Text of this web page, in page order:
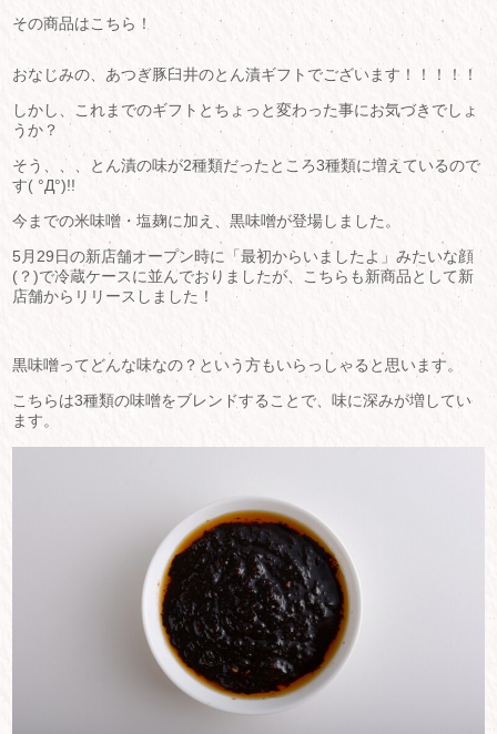
その商品はこちら！
おなじみの、あつぎ豚臼井のとん漬ギフトでございます！！！！！
しかし、これまでのギフトとちょっと変わった事にお気づきでしょ
うか？
そう、、、とん漬の味が2種類だったところ3種類に増えているので
す( °Д°)!!
今までの米味噌・塩麹に加え、黒味噌が登場しました。
5月29日の新店舗オープン時に「最初からいましたよ」みたいな顔
(？)で冷蔵ケースに並んでおりましたが、こちらも新商品として新
店舗からリリースしました！
黒味噌ってどんな味なの？という方もいらっしゃると思います。
こちらは3種類の味噌をブレンドすることで、味に深みが増してい
ます。